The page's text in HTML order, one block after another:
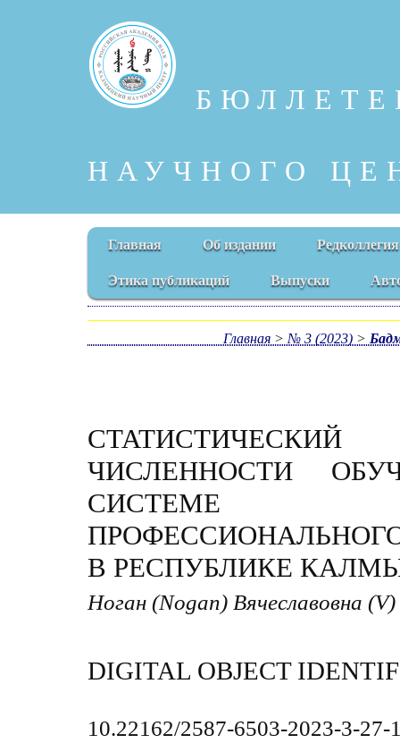
НАУЧНОГО
Главная Об издании Редколлегия
Этика публикаций Выпуски
Главная> № 3 (2023)>
ЧИСЛЕННОСТИ
СИСТЕМЕ
В РЕСПУБЛИКЕ
Ноган (Nogan) Вячеславовна
DIGITAL OBJECT
10.22162/2587-6503-2023-3-27-